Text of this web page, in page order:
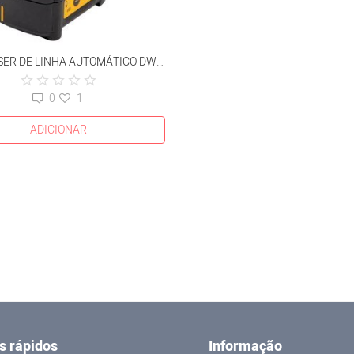
NÍVEL LASER DE LINHA AUTOMÁTICO DW088K
0
1
ADICIONAR
rápidos Informação